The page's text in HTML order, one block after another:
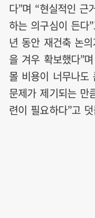
다”며 “현실적인 근
하는 의구심이 든다
년 동안 재건축 논
을 겨우 확보했다”
몰 비용이 너무나도
문제가 제기되는 만
련이 필요하다”고